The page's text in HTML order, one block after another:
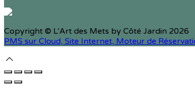
Copyright © L'Art des Mets by Côté Jardin 2026
PMS sur Cloud, Site Internet, Moteur de